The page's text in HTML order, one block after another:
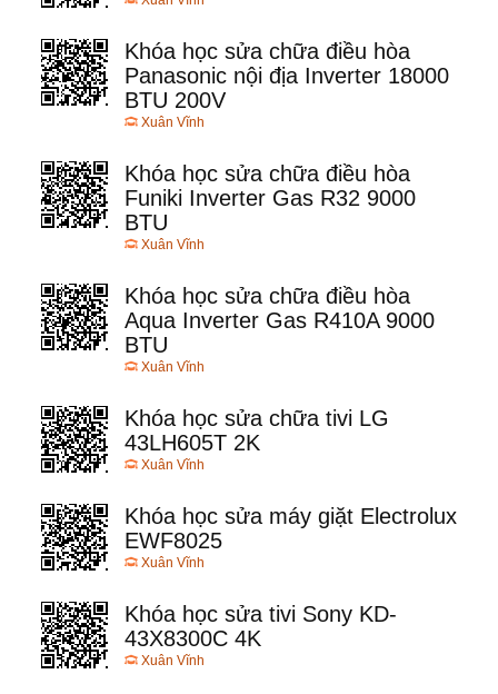
Khóa học sửa chữa điều hòa
Panasonic nội địa Inverter 18000
BTU 200V
Xuân Vĩnh
Khóa học sửa chữa điều hòa
Funiki Inverter Gas R32 9000
BTU
Xuân Vĩnh
Khóa học sửa chữa điều hòa
Aqua Inverter Gas R410A 9000
BTU
Xuân Vĩnh
Khóa học sửa chữa tivi LG
43LH605T 2K
Xuân Vĩnh
Khóa học sửa máy giặt Electrolux
EWF8025
Xuân Vĩnh
Khóa học sửa tivi Sony KD-
43X8300C 4K
Xuân Vĩnh